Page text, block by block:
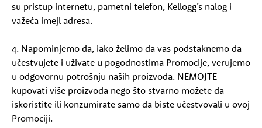
su pristup internetu, pametni telefon, Kellogg’s nalog i
važeća imejl adresa.
4. Napominjemo da, iako želimo da vas podstaknemo da
učestvujete i uživate u pogodnostima Promocije, verujemo
u odgovornu potrošnju naših proizvoda. NEMOJTE
kupovati više proizvoda nego što stvarno možete da
iskoristite ili konzumirate samo da biste učestvovali u ovoj
Promociji.